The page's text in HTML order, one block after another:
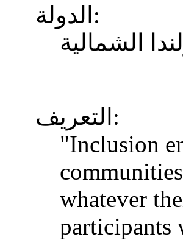
الدولة:
الشمالية
التعريف:
"Inclusion
whatever
participants